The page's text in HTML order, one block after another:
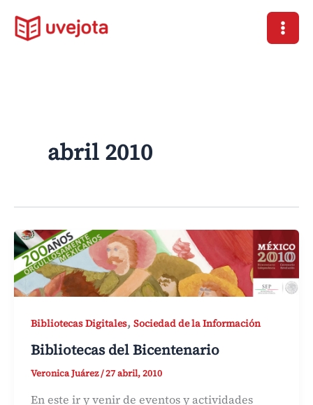
contenido
abril 2010
Bibliotecas Digitales, Sociedad de la Información
Bibliotecas del Bicentenario
Veronica Juárez/27 abril, 2010
En este ir y venir de eventos y actividades